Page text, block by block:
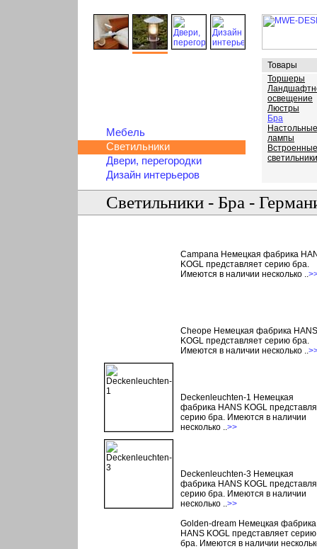
Мебель
Светильники
Двери, перегородки
Дизайн интерьеров
Товары
Торшеры
освещение
Люстры
Бра
Настольные
лампы
Встроенные
светильники
Светильники - Бра -
Campana Немецкая фабрика
KOGL представляет серию бра.
Имеются в наличии несколько ..
Cheope Немецкая фабрика HANS
KOGL представляет серию бра.
Имеются в наличии несколько ..
Deckenleuchten-1 Немецкая
фабрика HANS KOGL
серию бра. Имеются в наличии
несколько ..>>
Deckenleuchten-3 Немецкая
фабрика HANS KOGL
серию бра. Имеются в наличии
несколько ..>>
Golden-dream Немецкая фабрика
HANS KOGL представляет серию
бра. Имеются в наличии